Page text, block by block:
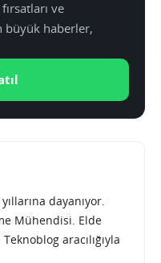
ve
büyük haberler,
dayanıyor.
Mühendisi. Elde
aracılığıyla